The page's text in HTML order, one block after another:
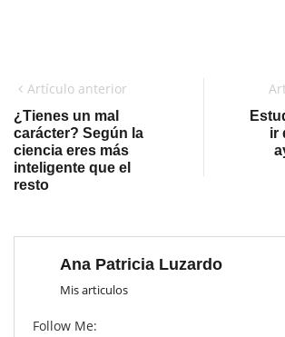
Artículo anterior
¿Tienes un mal
carácter? Según la
ciencia eres más
inteligente que el
resto
ir
Ana Patricia Luzardo
Mis articulos
Follow Me: